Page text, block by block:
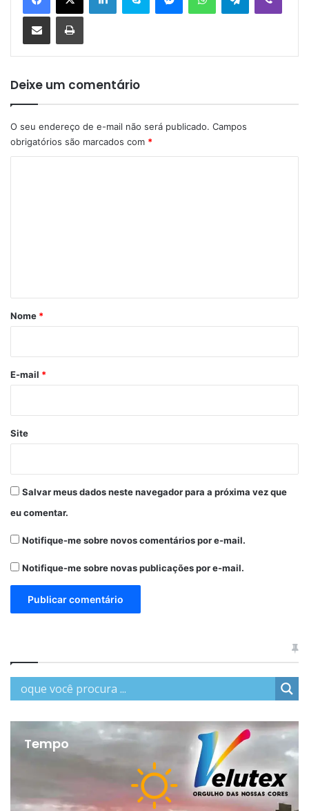
Deixe um comentário
O seu endereço de e-mail não será publicado. Campos
obrigatórios são marcados com *
r
*
Nome *
E-mail *
Site
Salvar meus dados neste navegador para a próxima vez que
eu comentar.
Notifique-me sobre novos comentários por e-mail.
Notifique-me sobre novas publicações por e-mail.
Tempo